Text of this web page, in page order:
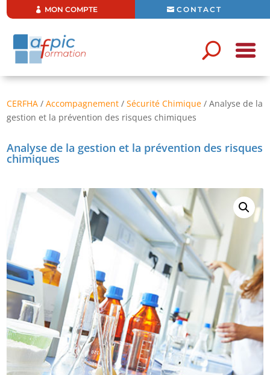
CONTACT
MON COMPTE
CERFHA /Accompagnement /Sécurité Chimique / Analyse de la
gestion et la prévention des risques chimiques
Analyse de la gestion et la prévention des risques
chimiques